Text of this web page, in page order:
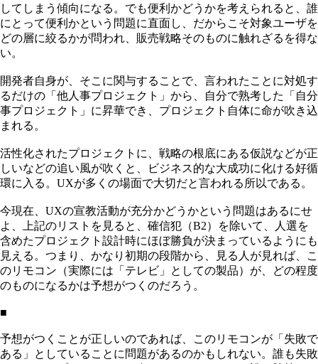
してしまう傾向になる。でも便利かどうかを考えられると、誰
にとって便利かという問題に直面し、だからこそ対象ユーザを
どの層に絞るかが問われ、販売戦略そのものに触れざるを得な
い。
開発者自身が、そこに関与することで、言われたことに対処す
るだけの「他人事プロジェクト」から、自分で熟考した「自分
事プロジェクト」に昇華でき、プロジェクト自体に命が吹き込
まれる。
活性化されたプロジェクトに、戦略の根底にある仮説などが正
しいなどの追い風が吹くと、ビジネス的な大成功に化ける好循
環に入る。UXが多くの場面で大切だと言われる所以である。
今現在、UXの宣教活動が充分かどうかという問題はあるにせ
よ、上記のリストを見ると、確信犯（B2）を除いて、人選を
含めたプロジェクト設計時にほぼ勝負が決まっているようにも
見える。つまり、かなり初期の段階から、見る人が見れば、こ
のリモコン（実際には「テレビ」としての製品）が、どの程度
のものになるかは予想がつくのだろう。
■
予想がつくことが正しいのであれば、このリモコンが「失敗で
ある」としていることに問題があるのかもしれない。誰も失敗